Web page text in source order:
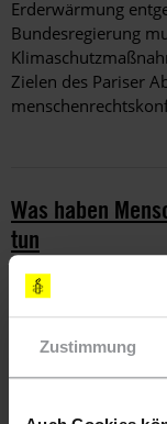
Zustimmung
Erderwärmung
Bundesregierung
Zielen des Pariser
Was haben
tun
Erfahre hier mehr